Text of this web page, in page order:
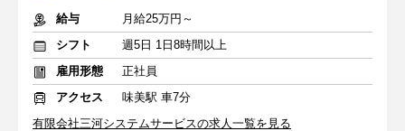
給与
月給25万円～
シフト
週5日 1日8時間以上
雇用形態
正社員
アクセス
味美駅 車7分
有限会社三河システムサービスの求人一覧を見る